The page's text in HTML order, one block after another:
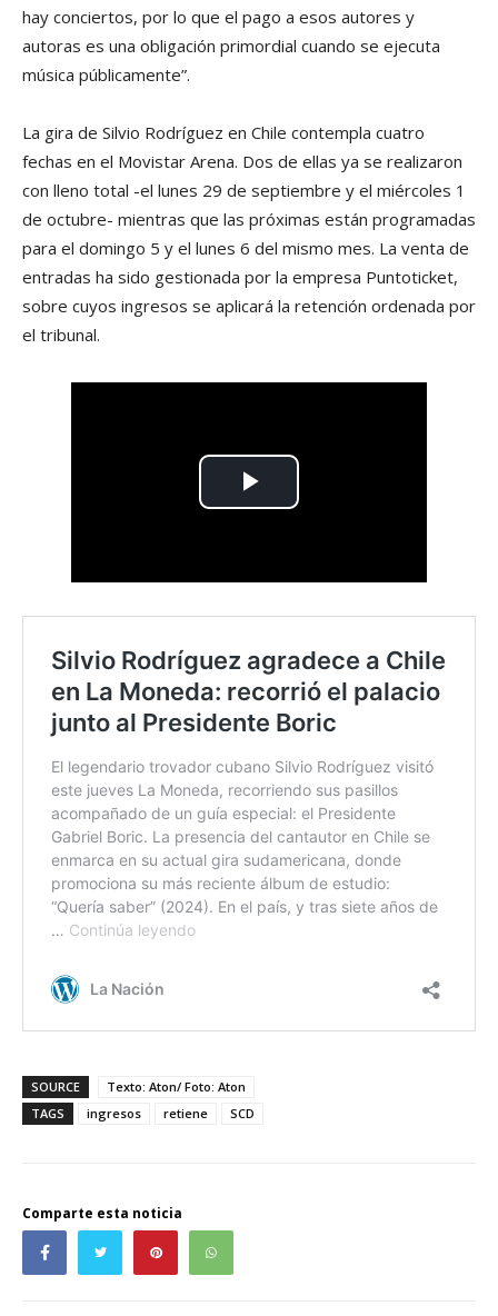
hay conciertos, por lo que el pago a esos autores y
autoras es una obligación primordial cuando se ejecuta
música públicamente”.
La gira de Silvio Rodríguez en Chile contempla cuatro
fechas en el Movistar Arena. Dos de ellas ya se realizaron
con lleno total -el lunes 29 de septiembre y el miércoles 1
de octubre- mientras que las próximas están programadas
para el domingo 5 y el lunes 6 del mismo mes. La venta de
entradas ha sido gestionada por la empresa Puntoticket,
sobre cuyos ingresos se aplicará la retención ordenada por
el tribunal.
SOURCE
Texto: Aton/ Foto: Aton
TAGS
ingresos retiene SCD
Comparte esta noticia